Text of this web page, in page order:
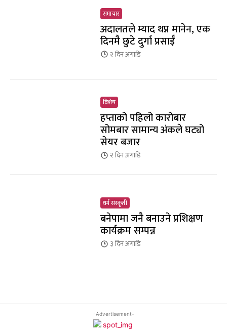
समाचार
अदालतले म्याद थप्न मानेन, एक
दिनमै छुटे दुर्गा प्रसाईँ
२ दिनअगाडि
विशेष
हप्ताको पहिलो कारोबार
सोमबार सामान्य अंकले घट्यो
सेयर बजार
२ दिनअगाडि
धर्म संस्कृती
बनेपामा जनै बनाउने प्रशिक्षण
कार्यक्रम सम्पन्न
३ दिनअगाडि
-Advertisement-